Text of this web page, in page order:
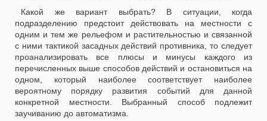
Какой же вариант выбрать? В ситуации, когда
подразделению предстоит действовать на местности с
одним и тем же рельефом и растительностью и связанной
с ними тактикой засадных действий противника, то следует
проанализировать все плюсы и минусы каждого из
перечисленных выше способов действий и остановиться на
одном, который наиболее соответствует наиболее
вероятному порядку развития событий для данной
конкретной местности. Выбранный способ подлежит
заучиванию до автоматизма.